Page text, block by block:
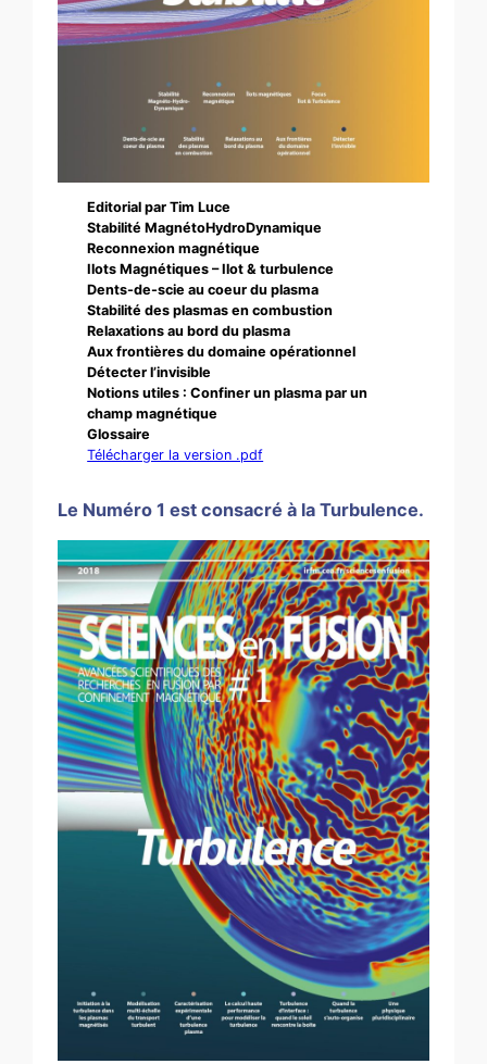
Editorial par Tim Luce
Stabilité MagnétoHydroDynamique
Reconnexion magnétique
Ilots Magnétiques – Ilot & turbulence
Dents-de-scie au coeur du plasma
Stabilité des plasmas en combustion
Relaxations au bord du plasma
Aux frontières du domaine opérationnel
Détecter l’invisible
Notions utiles : Confiner un plasma par un
champ magnétique
Glossaire
Télécharger la version .pdf
Le Numéro 1 est consacré à la Turbulence.